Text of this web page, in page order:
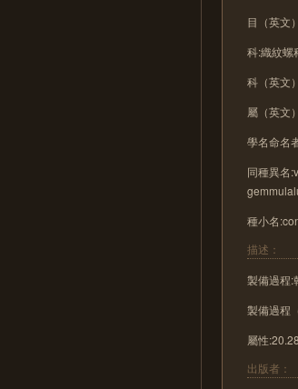
目（英文
科:織紋螺
科（英文
屬（英文
學名命名
同種異名
種小名
描述：
製備過程:
製備過程
屬性
出版者：